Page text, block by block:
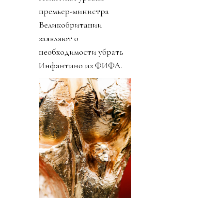
премьер-министра
Великобритании
заявляют о
необходимости убрать
Инфантино из ФИФА.